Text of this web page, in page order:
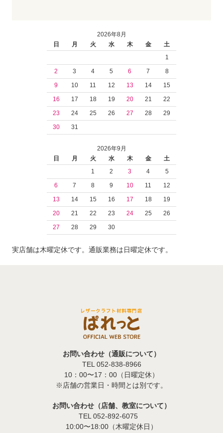
2026年8月
日
月 火 水 木 金
土
1
2
3 4 5 6 7
8
9
10 11 12 13 14
15
16
17 18 19 20 21
22
23
24 25 26 27 28
29
30
31
2026年9月
日
月 火 水 木 金
土
1
2 3 4
5
6
7 8 9 10 11
12
13
14 15 16 17 18
19
20
21 22 23 24 25
26
27
28 29 30
実店舗は木曜定休です。通販業務は日曜定休です。
お問い合わせ（通販について）
TEL 052-838-8966
10：00〜17：00（日曜定休）
※店舗の営業日・時間とは別です。
お問い合わせ（店舗、教室について）
TEL 052-892-6075
10:00〜18:00（木曜定休日）